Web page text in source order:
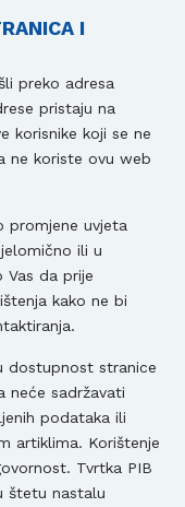
I
preko adresa
pristaju na
korisnike koji se ne
ne koriste ovu web
promjene uvjeta
ili u
da prije
kako ne bi
dostupnost stranice
neće sadržavati
podataka ili
artiklima. Korištenje
Tvrtka PIB
štetu nastalu